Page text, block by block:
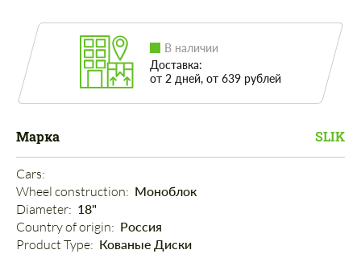
В наличии
Доставка:
от 2 дней, от 639 рублей
Марка SLIK
Cars:
Wheel construction: Моноблок
Diameter: 18"
Country of origin: Россия
Product Type: Кованые Диски